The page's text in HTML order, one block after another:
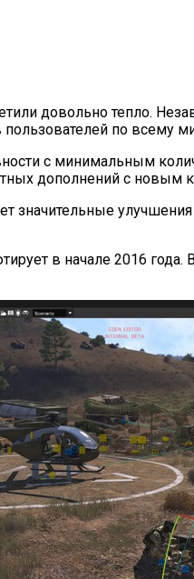
довольно тепло.
по всему
с минимальным
дополнений с новым
значительные
в начале 2016